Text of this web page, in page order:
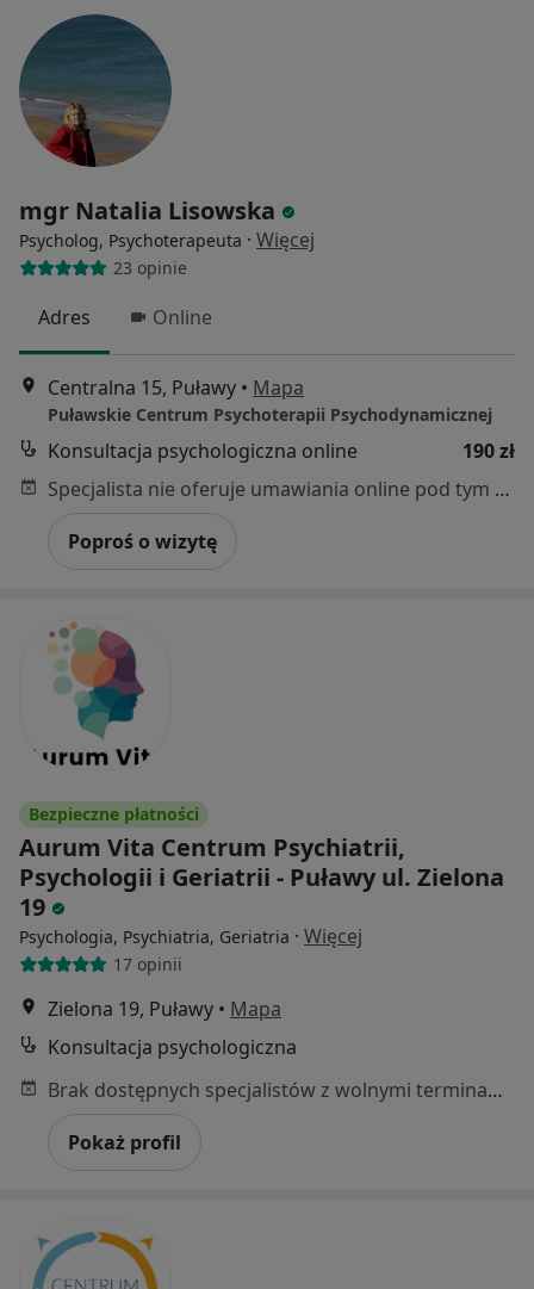
mgr Natalia Lisowska
Psycholog, Psychoterapeuta · Więcej
23 opinie
Adres Online
Centralna 15, Puławy • Mapa
Puławskie Centrum Psychoterapii Psychodynamicznej
Konsultacja psychologiczna online
190 zł
Specjalista nie oferuje umawiania online pod tym adresem.
Poproś o wizytę
Bezpieczne płatności
Aurum Vita Centrum Psychiatrii,
Psychologii i Geriatrii - Puławy ul. Zielona
19
Psychologia, Psychiatria, Geriatria · Więcej
17 opinii
Zielona 19, Puławy • Mapa
Konsultacja psychologiczna
Brak dostępnych specjalistów z wolnymi terminami w tym centrum medycznym.
Pokaż profil